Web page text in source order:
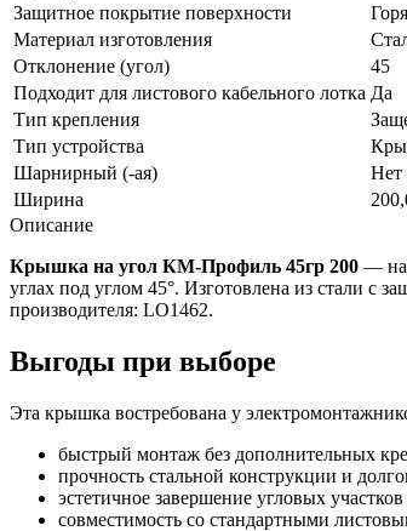
Защитное покрытие поверхности
Материал изготовления
Отклонение (угол)
45
Подходит для листового кабельного лотка Да
Тип крепления
Тип устройства
Шарнирный (-ая)
Нет
Ширина
Описание
Крышка на угол КМ-Профиль 45гр 200 —
углах под углом 45°. Изготовлена из стали с
производителя: LO1462.
Выгоды при выборе
Эта крышка востребована у
быстрый монтаж без дополнительных
прочность стальной конструкции и
эстетичное завершение угловых
совместимость со стандартными